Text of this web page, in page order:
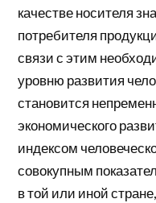
качестве носителя
потребителя
связи с этим
уровню развития
становится
экономического
индексом
совокупным
в той или иной